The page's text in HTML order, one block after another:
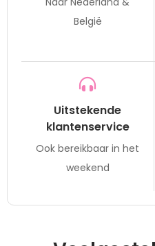
België
Uitstekende
klantenservice
Ook bereikbaar in het
weekend